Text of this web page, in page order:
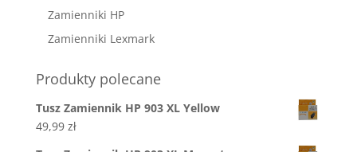
Zamienniki HP
Zamienniki Lexmark
Produkty polecane
Tusz Zamiennik HP 903 XL Yellow
49,99 zł